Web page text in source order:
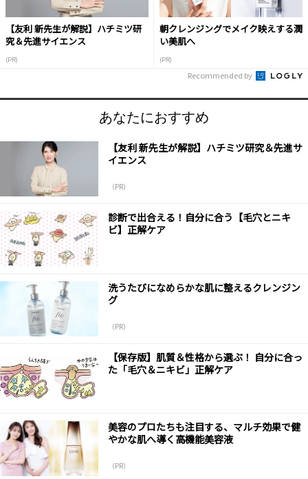
【友利 新先生が解説】ハチミツ研
究＆先進サイエンス
(PR)
朝クレンジングでメイク映えする潤
い美肌へ
(PR)
Recommended by
あなたにおすすめ
【友利 新先生が解説】ハチミツ研究＆先進サ
イエンス
（PR）
診断で出合える！自分に合う【毛穴とニキ
ビ】正解ケア
洗うたびになめらかな肌に整えるクレンジン
グ
（PR）
【保存版】肌質＆性格から選ぶ！ 自分に合っ
た「毛穴＆ニキビ」正解ケア
美容のプロたちも注目する、マルチ効果で健
やかな肌へ導く高機能美容液
（PR）